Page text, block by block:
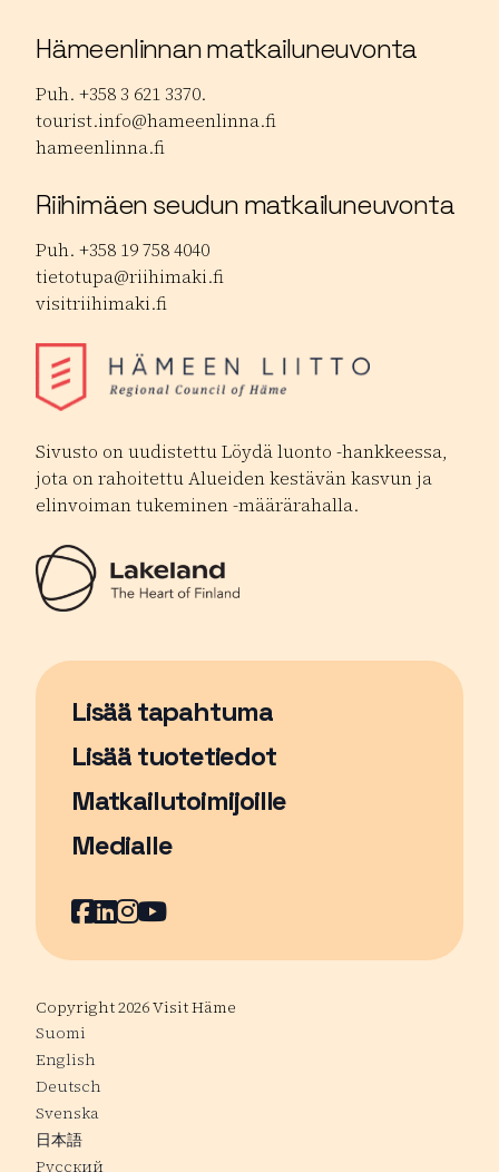
Hämeenlinnan matkailuneuvonta
Puh. +358 3 621 3370.
tourist.info@hameenlinna.fi
hameenlinna.fi
Riihimäen seudun matkailuneuvonta
Puh. +358 19 758 4040
tietotupa@riihimaki.fi
visitriihimaki.fi
Sivusto on uudistettu Löydä luonto -hankkeessa,
jota on rahoitettu Alueiden kestävän kasvun ja
elinvoiman tukeminen -määrärahalla.
Lisää tapahtuma
Sivu avautuu uudessa ikkunassa
Lisää tuotetiedot
Matkailutoimijoille
Medialle
Facebook
Sivu avautuu uudessa ikkunassa
LinkedIn
Sivu avautuu uudessa ikkunassa
Instagram
Sivu avautuu uudessa
YouTube
Sivu avautuu uudessa
Copyright 2026 Visit Häme
Suomi
English
Deutsch
Svenska
日本語
Русский